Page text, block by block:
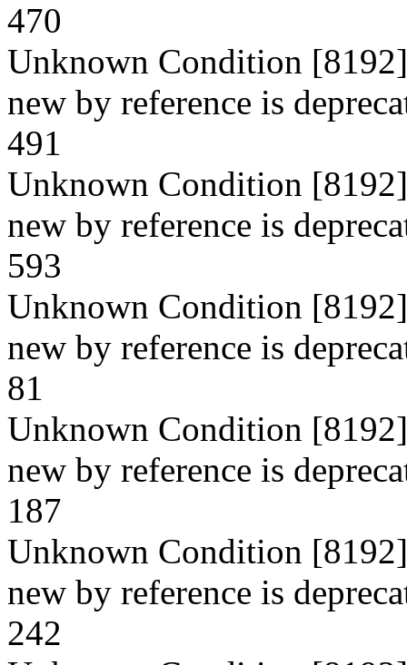
470
Unknown Condition
new by reference is
491
Unknown Condition
new by reference is
593
Unknown Condition
new by reference is
81
Unknown Condition
new by reference is
187
Unknown Condition
new by reference is
242